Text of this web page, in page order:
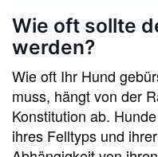
Wie oft sollte
werden?
Wie oft Ihr Hund
muss, hängt von der
Konstitution ab.
ihres Felltyps und